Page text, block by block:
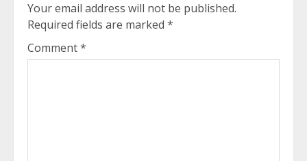
Your email address will not be published.
Required fields are marked *
Comment*